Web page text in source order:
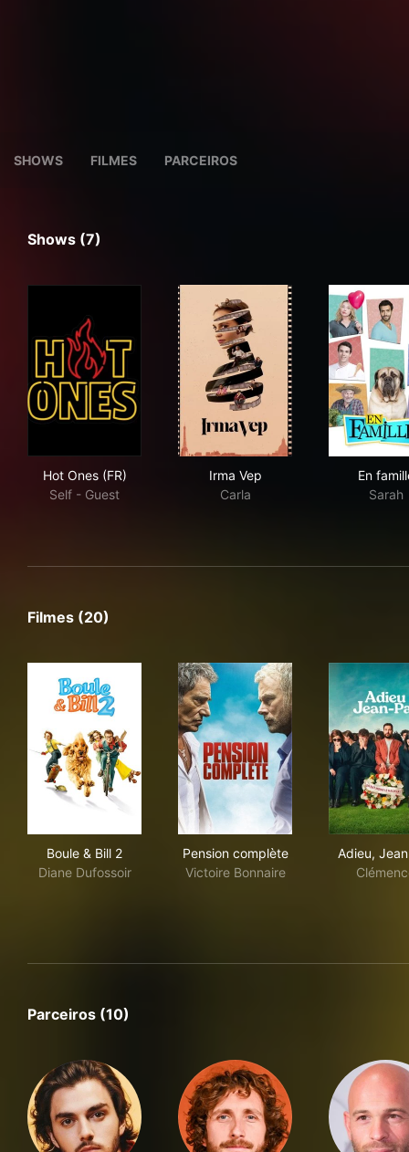
SHOWS FILMES PARCEIROS
Shows (7)
Hot Ones (FR)
Self - Guest
Irma Vep
Carla
En
Sarah
Filmes (20)
Boule & Bill 2
Diane Dufossoir
Pension complète
Victoire Bonnaire
Adieu,
Parceiros (10)